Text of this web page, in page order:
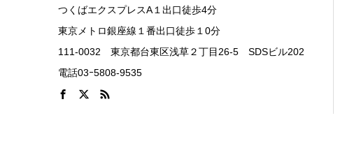
つくばエクスプレスA１出口徒歩4分
東京メトロ銀座線１番出口徒歩１0分
111-0032 東京都台東区浅草２丁目26-5 SDSビル202
電話03ｰ5808-9535